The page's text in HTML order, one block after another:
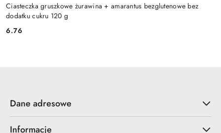
Ciasteczka gruszkowe żurawina + amarantus bezglutenowe bez
dodatku cukru 120 g
Cena:
6.76
Dane adresowe
Informacje